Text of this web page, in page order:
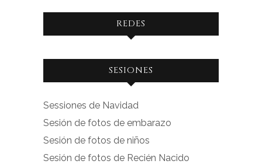
REDES
Ver
facebook.com
en
Facebook
Ver
instagram.com
en
Instagram
SESIONES
Sessiones de Navidad
Sesión de fotos de embarazo
Sesión de fotos de niños
Sesión de fotos de Recién Nacido